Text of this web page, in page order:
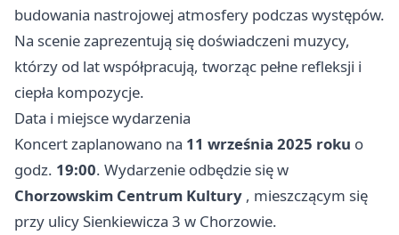
budowania nastrojowej atmosfery podczas występów.
Na scenie zaprezentują się doświadczeni muzycy,
którzy od lat współpracują, tworząc pełne refleksji i
ciepła kompozycje.
Data i miejsce wydarzenia
Koncert zaplanowano na 11 września 2025 roku o
godz. 19:00. Wydarzenie odbędzie się w
Chorzowskim Centrum Kultury , mieszczącym się
przy ulicy Sienkiewicza 3 w Chorzowie.